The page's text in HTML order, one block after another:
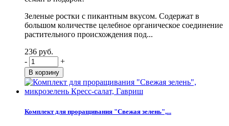
Зеленые ростки с пикантным вкусом. Содержат в
большом количестве целебное органическое соединение
растительного происхождения под...
236 руб.
-
+
Комплект для проращивания "Свежая зелень",...